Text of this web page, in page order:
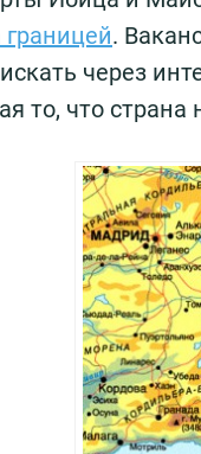
границей.
через
то, что